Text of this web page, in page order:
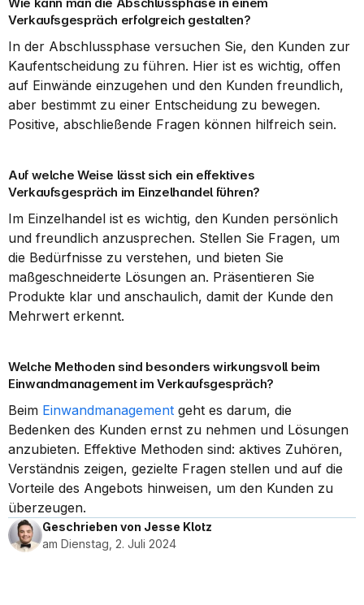
Verkaufsgespräch erfolgreich gestalten?
In der Abschlussphase versuchen Sie, den Kunden zur
Kaufentscheidung zu führen. Hier ist es wichtig, offen
auf Einwände einzugehen und den Kunden freundlich,
aber bestimmt zu einer Entscheidung zu bewegen.
Positive, abschließende Fragen können hilfreich sein.
Auf welche Weise lässt sich ein effektives
Verkaufsgespräch im Einzelhandel führen?
Im Einzelhandel ist es wichtig, den Kunden persönlich
und freundlich anzusprechen. Stellen Sie Fragen, um
die Bedürfnisse zu verstehen, und bieten Sie
maßgeschneiderte Lösungen an. Präsentieren Sie
Produkte klar und anschaulich, damit der Kunde den
Mehrwert erkennt.
Welche Methoden sind besonders wirkungsvoll beim
Einwandmanagement im Verkaufsgespräch?
Beim Einwandmanagement geht es darum, die
Bedenken des Kunden ernst zu nehmen und Lösungen
anzubieten. Effektive Methoden sind: aktives Zuhören,
Verständnis zeigen, gezielte Fragen stellen und auf die
Vorteile des Angebots hinweisen, um den Kunden zu
überzeugen.
Geschrieben von Jesse Klotz
am Dienstag, 2. Juli 2024